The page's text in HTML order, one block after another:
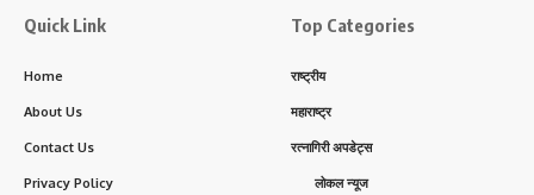
Quick Link
Home
About Us
Contact Us
Privacy Policy
Top Categories
राष्ट्रीय
महाराष्ट्र
रत्नागिरी अपडेट्स
लोकल न्यूज